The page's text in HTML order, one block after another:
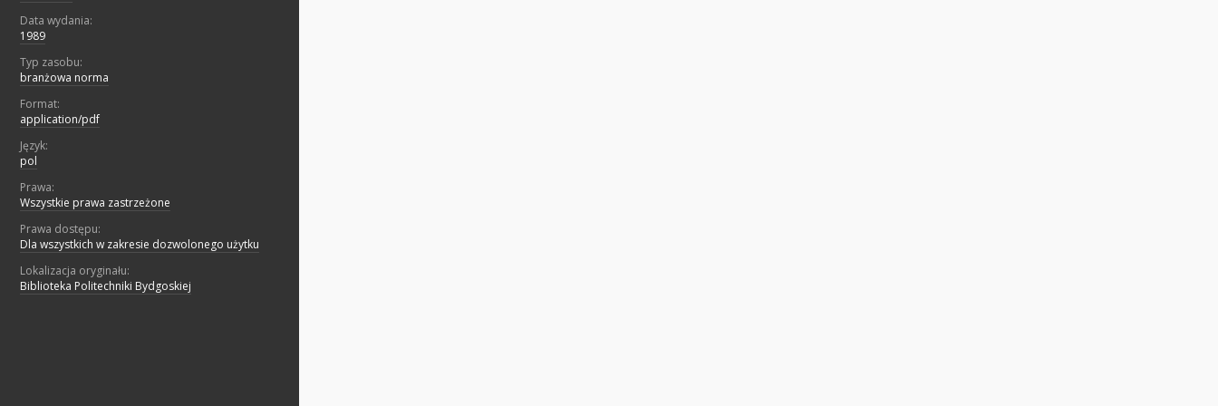
Data wydania:
1989
Typ zasobu:
branżowa norma
Format:
application/pdf
Język:
pol
Prawa:
Wszystkie prawa zastrzeżone
Prawa dostępu:
Dla wszystkich w zakresie dozwolonego użytku
Lokalizacja oryginału:
Biblioteka Politechniki Bydgoskiej